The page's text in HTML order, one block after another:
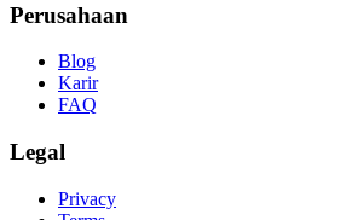
Perusahaan
Blog
Karir
FAQ
Legal
Privacy